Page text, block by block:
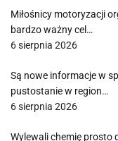
Miłośnicy motoryzacji
bardzo ważny cel…
6 sierpnia 2026
Są nowe informacje w
pustostanie w region…
6 sierpnia 2026
Wylewali chemię prosto